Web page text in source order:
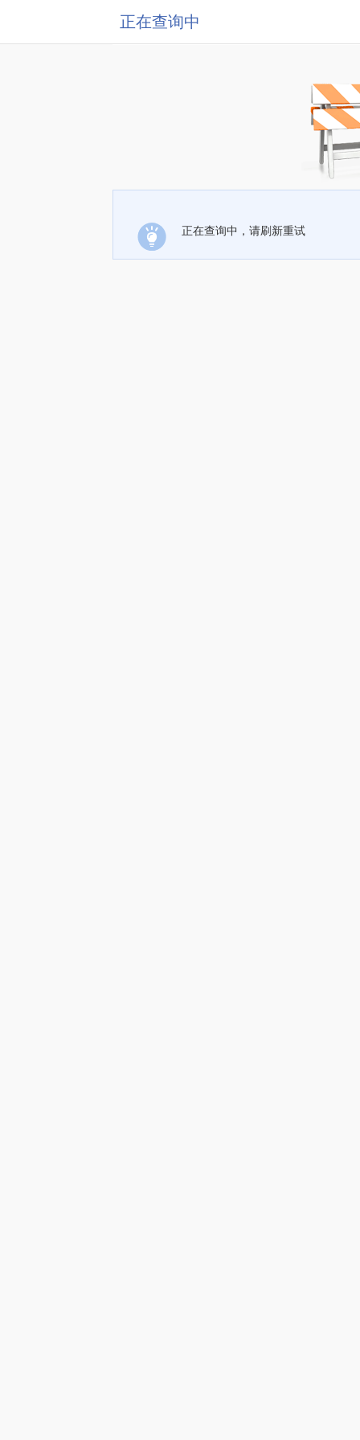
正在查询中
正在查询中，请刷新重试